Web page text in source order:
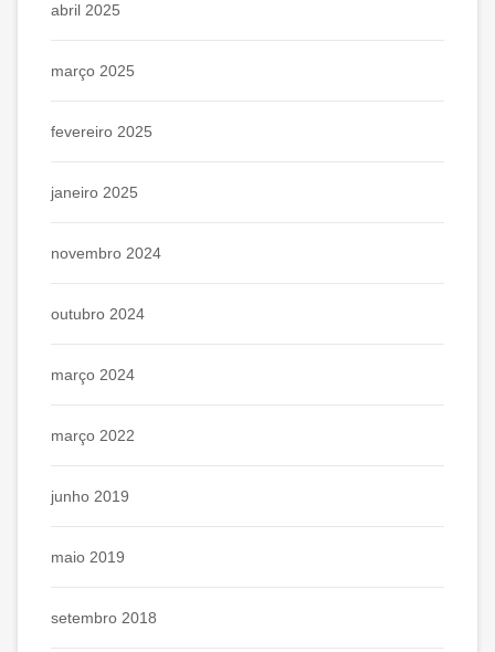
abril 2025
março 2025
fevereiro 2025
janeiro 2025
novembro 2024
outubro 2024
março 2024
março 2022
junho 2019
maio 2019
setembro 2018